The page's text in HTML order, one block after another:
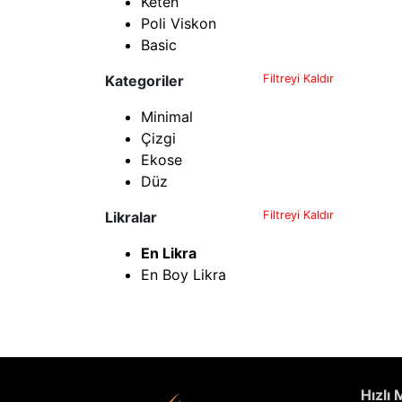
Poli Viskon
Basic
Kategoriler
Filtreyi Kaldır
Minimal
Çizgi
Ekose
Düz
Likralar
Filtreyi Kaldır
En Likra
En Boy Likra
Hızlı